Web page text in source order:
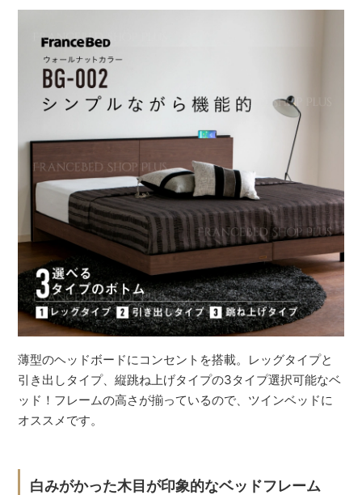
薄型のヘッドボードにコンセントを搭載。レッグタイプと
引き出しタイプ、縦跳ね上げタイプの3タイプ選択可能なベ
ッド！フレームの高さが揃っているので、ツインベッドに
オススメです。
白みがかった木目が印象的なベッドフレーム